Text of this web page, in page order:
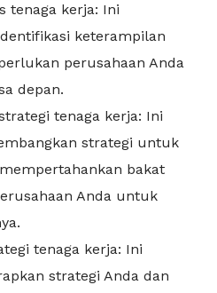
tenaga kerja: Ini
keterampilan
perusahaan Anda
depan.
tenaga kerja: Ini
strategi untuk
bakat
Anda untuk
tenaga kerja: Ini
strategi Anda dan